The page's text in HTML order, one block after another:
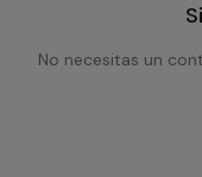
No necesitas un